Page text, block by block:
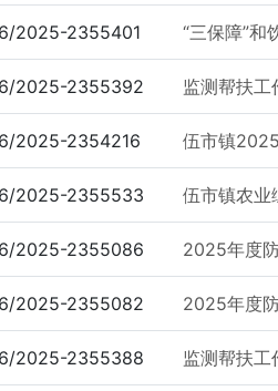
2025-2355401 “三保障”和
2025-2355392 监测帮扶工
2025-2354216 伍市镇
2025-2355533 伍市镇农业
2025-2355086 2025年度
2025-2355082 2025年度
2025-2355388 监测帮扶工